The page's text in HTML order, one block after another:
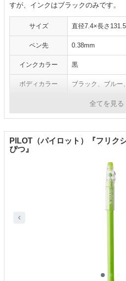
すが、インクはブラックのみです。
サイズ 直径7.4×長さ
ペン先 0.38mm
インクカラー 黒
ボディカラー ブラック、ブルー
クリップスライド
全てを見る
PILOT（パイロット）『フリク
ぴつ』